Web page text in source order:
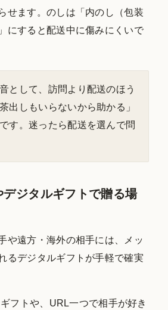
せます。のしは「内のし（包装
にすると配送中に傷みにくいで
として、訪問より配送のほう
出しもいらないから助かる」
す。迷ったら配送を選んで問
デジタルギフトで贈る場
や遠方・海外の相手には、メッ
るデジタルギフトが手軽で確実
フトや、URL一つで相手が好き